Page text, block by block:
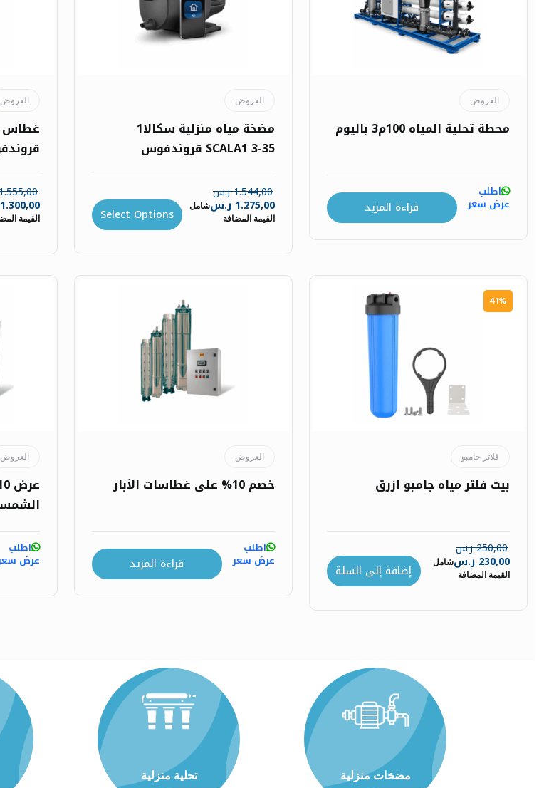
العروض
محطة تحلية المياه 100م3 باليوم
اطلب
عرض سعر قراءة المزيد
العروض
مضخة مياه منزلية سكالا1
SCALA1 3-35 قروندفوس
1.544,00ر.س
1.275,00 ر.سشامل
القيمة المضافة
Select Options
العروض
1.300,00
القيمة
فلاتر جامبو
بيت فلتر مياه جامبو ازرق
250,00ر.س
230,00 ر.سشامل
القيمة المضافة
إضافة إلى السلة
41%
العروض
خصم 10% على غطاسات الآبار
اطلب
عرض سعر قراءة المزيد
العروض
اطلب
عرض
مضخات منزلية تحلية منزلية